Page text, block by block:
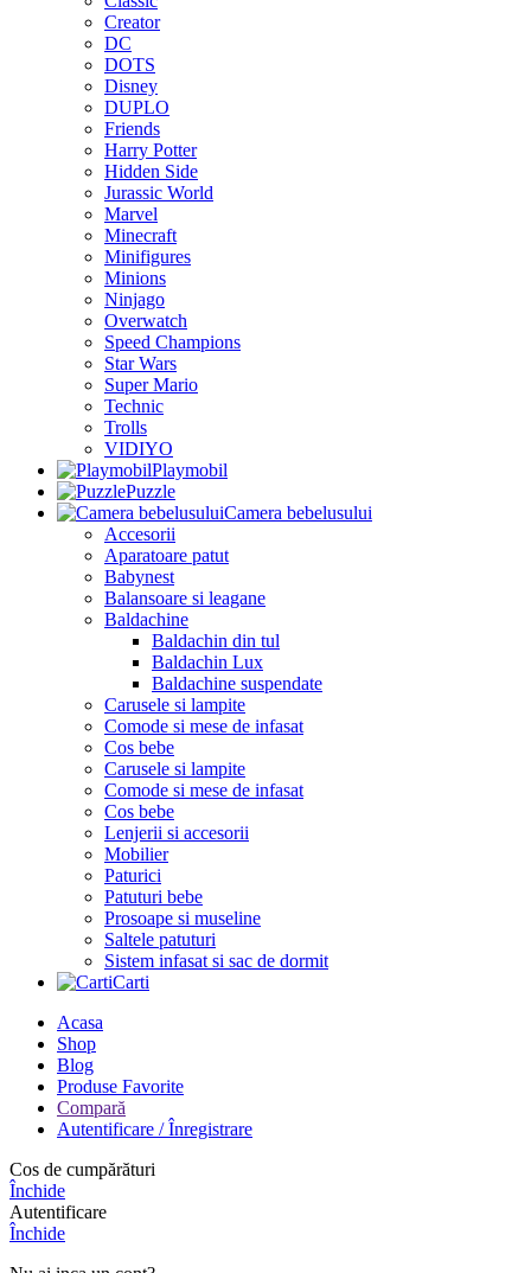
Creator
DC
DOTS
Disney
DUPLO
Friends
Harry Potter
Hidden Side
Jurassic World
Marvel
Minecraft
Minifigures
Minions
Ninjago
Overwatch
Speed Champions
Star Wars
Super Mario
Technic
Trolls
VIDIYO
Playmobil
Puzzle
Camera bebelusului
Accesorii
Aparatoare patut
Babynest
Balansoare si leagane
Baldachine
Baldachin din tul
Baldachin Lux
Baldachine suspendate
Carusele si lampite
Comode si mese de infasat
Cos bebe
Carusele si lampite
Comode si mese de infasat
Cos bebe
Lenjerii si accesorii
Mobilier
Paturici
Patuturi bebe
Prosoape si museline
Saltele patuturi
Sistem infasat si sac de dormit
Carti
Acasa
Shop
Blog
Produse Favorite
Compară
Autentificare / Înregistrare
Cos de cumpărături
Închide
Autentificare
Închide